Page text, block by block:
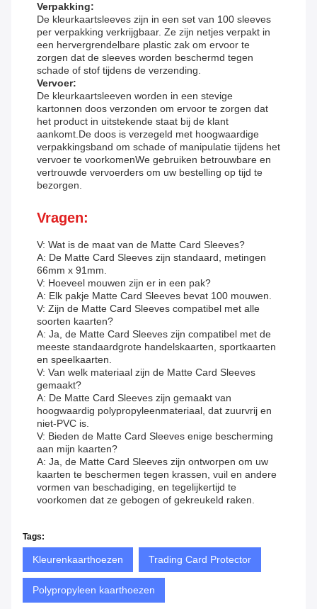
Verpakking:
De kleurkaartsleeves zijn in een set van 100 sleeves
per verpakking verkrijgbaar. Ze zijn netjes verpakt in
een hervergrendelbare plastic zak om ervoor te
zorgen dat de sleeves worden beschermd tegen
schade of stof tijdens de verzending.
Vervoer:
De kleurkaartsleeven worden in een stevige
kartonnen doos verzonden om ervoor te zorgen dat
het product in uitstekende staat bij de klant
aankomt.De doos is verzegeld met hoogwaardige
verpakkingsband om schade of manipulatie tijdens het
vervoer te voorkomenWe gebruiken betrouwbare en
vertrouwde vervoerders om uw bestelling op tijd te
bezorgen.
Vragen:
V: Wat is de maat van de Matte Card Sleeves?
A: De Matte Card Sleeves zijn standaard, metingen
66mm x 91mm.
V: Hoeveel mouwen zijn er in een pak?
A: Elk pakje Matte Card Sleeves bevat 100 mouwen.
V: Zijn de Matte Card Sleeves compatibel met alle
soorten kaarten?
A: Ja, de Matte Card Sleeves zijn compatibel met de
meeste standaardgrote handelskaarten, sportkaarten
en speelkaarten.
V: Van welk materiaal zijn de Matte Card Sleeves
gemaakt?
A: De Matte Card Sleeves zijn gemaakt van
hoogwaardig polypropyleenmateriaal, dat zuurvrij en
niet-PVC is.
V: Bieden de Matte Card Sleeves enige bescherming
aan mijn kaarten?
A: Ja, de Matte Card Sleeves zijn ontworpen om uw
kaarten te beschermen tegen krassen, vuil en andere
vormen van beschadiging, en tegelijkertijd te
voorkomen dat ze gebogen of gekreukeld raken.
Tags:
Kleurenkaarthoezen Trading Card Protector
Polypropyleen kaarthoezen